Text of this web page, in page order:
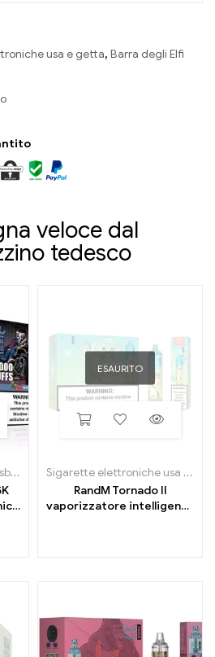
usa e getta, Barra degli Elfi
E-
mail
veloce dal
tedesco
Bang King Digital 15000 sbuffi
ESAURITO
Sigarette elettroniche usa e getta
RandM Tornado Il
vaporizzatore intelligente